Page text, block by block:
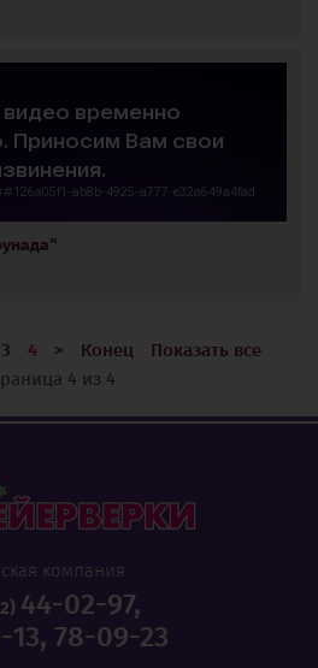
3 4 > Конец
Показать все
4 из 4
компания
44-02-97,
13, 78-09-23